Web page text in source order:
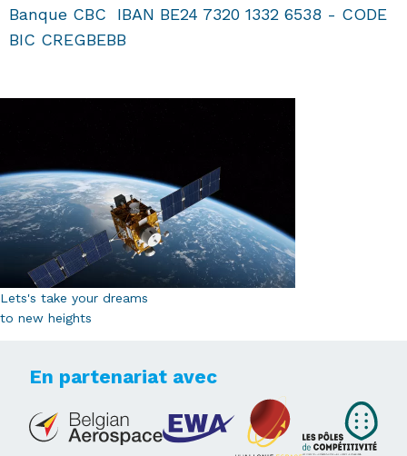
Banque CBC IBAN BE24 7320 1332 6538 - CODE
BIC CREGBEBB
Lets's take your dreams
to new heights
En partenariat avec